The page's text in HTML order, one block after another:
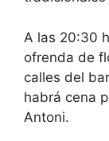
A las 20:30
ofrenda de
calles del
habrá cena
Antoni.